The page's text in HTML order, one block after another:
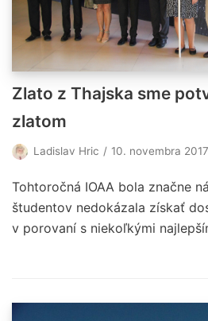
Zlato z Thajska sme
zlatom
Ladislav Hric 10. novembra 2017
Tohtoročná IOAA bola značne
študentov nedokázala získať
v porovaní s niekoľkými